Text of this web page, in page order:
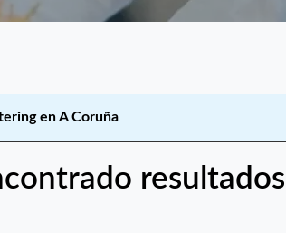
en A Coruña